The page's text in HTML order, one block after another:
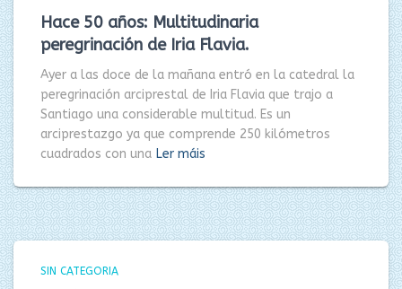
Hace 50 años: Multitudinaria
peregrinación de Iria Flavia.
Ayer a las doce de la mañana entró en la catedral la
peregrinación arciprestal de Iria Flavia que trajo a
Santiago una considerable multitud. Es un
arciprestazgo ya que comprende 250 kilómetros
cuadrados con una Ler máis
SIN CATEGORIA